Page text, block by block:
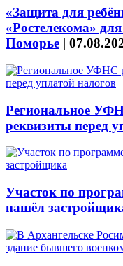
«Защита для
«Ростелекома»
Поморье |
Региональное
реквизиты перед
Участок по
нашёл